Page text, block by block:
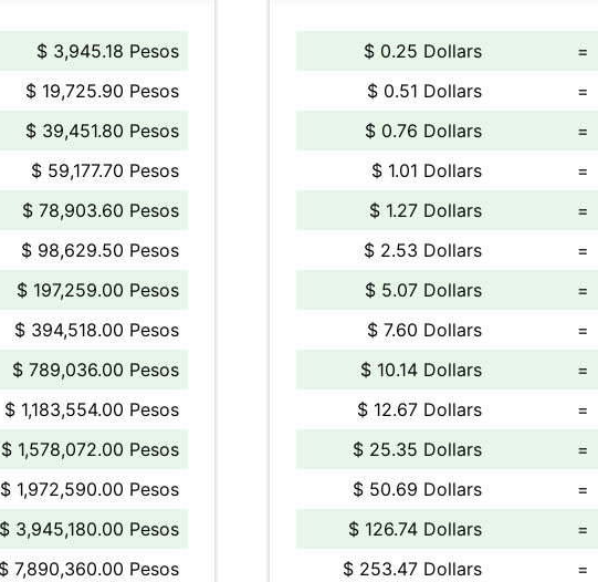
$ 3,945.18 Pesos
$ 19,725.90 Pesos
$ 39,451.80 Pesos
$ 59,177.70 Pesos
$ 78,903.60 Pesos
$ 98,629.50 Pesos
$ 197,259.00 Pesos
$ 394,518.00 Pesos
$ 789,036.00 Pesos
$ 1,183,554.00 Pesos
$ 1,578,072.00 Pesos
$ 1,972,590.00 Pesos
$ 3,945,180.00 Pesos
$ 7,890,360.00 Pesos
$ 0.25 Dollars =
$ 0.51 Dollars
=
$ 0.76 Dollars
=
$ 1.01 Dollars
=
$ 1.27 Dollars
=
$ 2.53 Dollars
=
$ 5.07 Dollars
=
$ 7.60 Dollars
=
$ 10.14 Dollars
=
$ 12.67 Dollars
=
$ 25.35 Dollars
=
$ 50.69 Dollars
=
$ 126.74 Dollars
=
$ 253.47 Dollars
=